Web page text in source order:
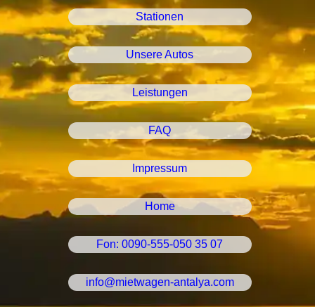
Stationen
Unsere Autos
Leistungen
FAQ
Impressum
Home
Fon: 0090-555-050 35 07
info@mietwagen-antalya.com